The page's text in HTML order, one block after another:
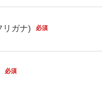
リガナ) 必須
必須